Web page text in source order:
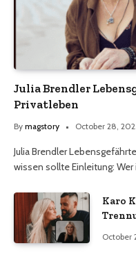
Julia Brendler
Privatleben
By magstory October 28,
Julia Brendler
wissen sollte Einleitung: Wer
Karo
October